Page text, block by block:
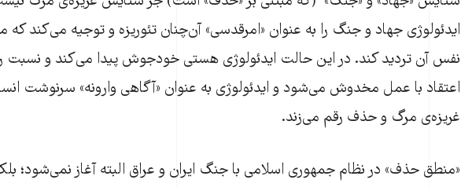
ایدئولوژی جهاد و جنگ را به عنوان «امرقدسی» آن‌چنان تئوریزه و توجیه می‌کند که
نفس آن تردید کند. در این حالت ایدئولوژی هستی ‌خود‌جوش پیدا می‌کند و نسبت
اعتقاد با عمل مخدوش می‌شود و ایدئولوژی به عنوان «آگاهی وارونه» سرنوشت
غریزه‌ی مرگ و حذف رقم می‌زند.
«منطق حذف» در نظام جمهوری اسلامی با جنگ ایران و عراق البته آغاز نمی‌شود؛